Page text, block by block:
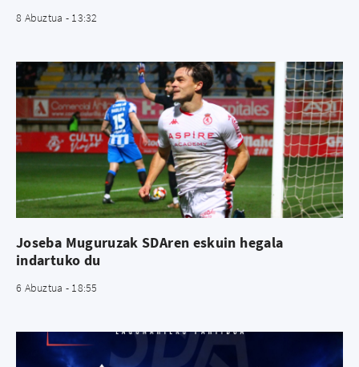
8 Abuztua - 13:32
Joseba Muguruzak SDAren eskuin hegala
indartuko du
6 Abuztua - 18:55